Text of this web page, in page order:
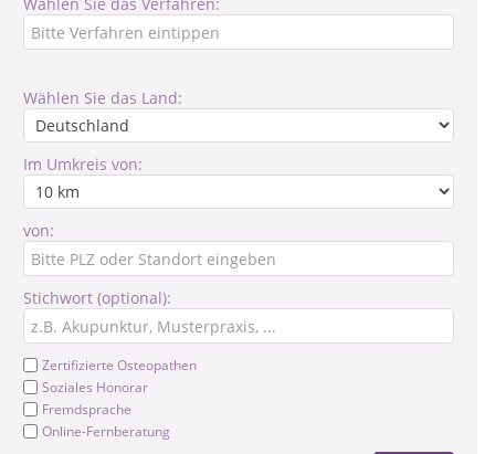
Wählen Sie das Land:
Im Umkreis von:
von:
Stichwort (optional):
Zertifizierte Osteopathen
Soziales Honorar
Fremdsprache
Online-Fernberatung